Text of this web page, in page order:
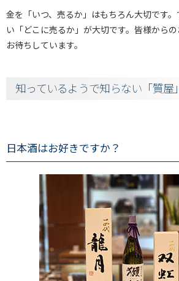
金を「いつ、売るか」はもちろん大切です
い「どこに売るか」が大切です。皆様から
お待ちしています。
知っているようで知らない「質
日本酒はお好きですか？